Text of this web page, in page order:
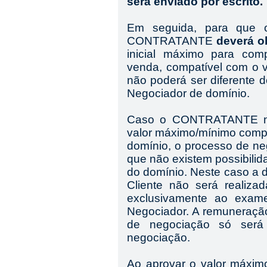
Em seguida, para que
CONTRATANTE deverá
inicial máximo para
venda, compatível com o
não poderá serdiferente
Negociador de domínio.
Caso o CONTRATANTE
valor máximo/mínimo
domínio, o processo de
que não existem
do domínio. Neste caso a
Cliente não será
exclusivamente ao
Negociador. A
de negociação só
negociação.
Ao aprovar o valor